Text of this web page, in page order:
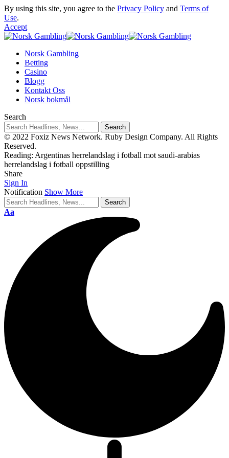
By using this site, you agree to the Privacy Policy and Terms of
Use.
Accept
Norsk Gambling
Betting
Casino
Blogg
Kontakt Oss
Norsk bokmål
Search
© 2022 Foxiz News Network. Ruby Design Company. All Rights
Reserved.
Reading: Argentinas herrelandslag i fotball mot saudi-arabias
herrelandslag i fotball oppstilling
Share
Sign In
Notification Show More
Aa